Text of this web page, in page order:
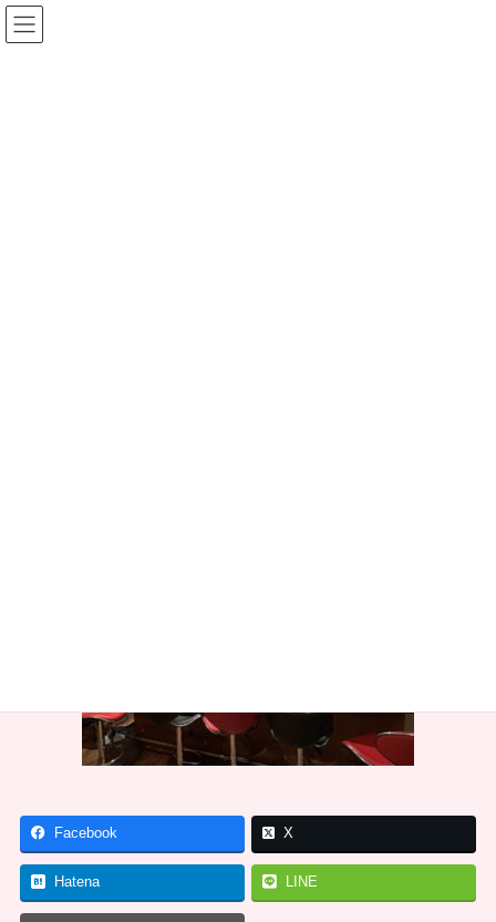
コ
ン
ナ
ビ
Facebook X
Hatena LINE